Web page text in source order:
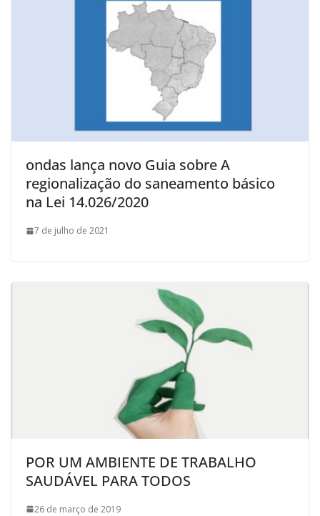
ondas lança novo Guia sobre A
regionalização do saneamento básico
na Lei 14.026/2020
7 de julho de 2021
POR UM AMBIENTE DE TRABALHO
SAUDÁVEL PARA TODOS
26 de março de 2019